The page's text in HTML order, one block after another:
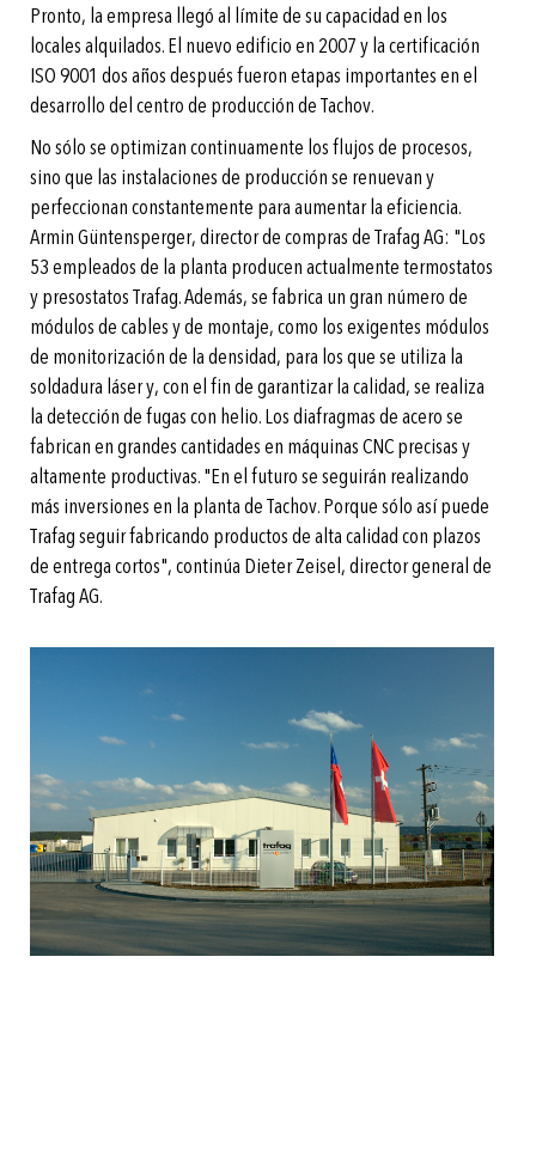
Pronto, la empresa llegó al límite de su capacidad en los
locales alquilados. El nuevo edificio en 2007 y la certificación
ISO 9001 dos años después fueron etapas importantes en el
desarrollo del centro de producción de Tachov.
No sólo se optimizan continuamente los flujos de procesos,
sino que las instalaciones de producción se renuevan y
perfeccionan constantemente para aumentar la eficiencia.
Armin Güntensperger, director de compras de Trafag AG: "Los
53 empleados de la planta producen actualmente termostatos
y presostatos Trafag. Además, se fabrica un gran número de
módulos de cables y de montaje, como los exigentes módulos
de monitorización de la densidad, para los que se utiliza la
soldadura láser y, con el fin de garantizar la calidad, se realiza
la detección de fugas con helio. Los diafragmas de acero se
fabrican en grandes cantidades en máquinas CNC precisas y
altamente productivas. "En el futuro se seguirán realizando
más inversiones en la planta de Tachov. Porque sólo así puede
Trafag seguir fabricando productos de alta calidad con plazos
de entrega cortos", continúa Dieter Zeisel, director general de
Trafag AG.